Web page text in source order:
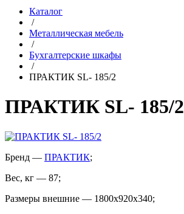
Каталог
/
Металлическая мебель
/
Бухгалтерские шкафы
/
ПРАКТИК SL- 185/2
ПРАКТИК SL- 185/2
Бренд — ПРАКТИК;
Вес, кг — 87;
Размеры внешние — 1800x920x340;